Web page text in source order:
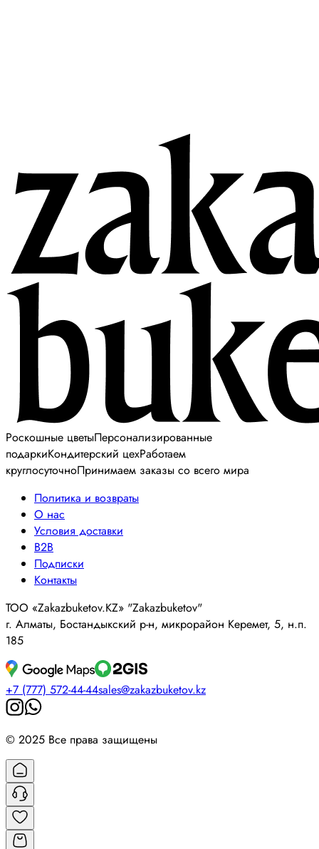
Роскошные цветыПерсонализированные
подаркиКондитерский цехРаботаем
круглосуточноПринимаем заказы со всего мира
Политика и возвраты
О нас
Условия доставки
B2B
Подписки
Контакты
ТОО «Zakazbuketov.KZ» "Zakazbuketov"
г. Алматы, Бостандыкский р-н, микрорайон Керемет, 5, н.п.
185
+7 (777) 572-44-44sales@zakazbuketov.kz
© 2025 Все права защищены